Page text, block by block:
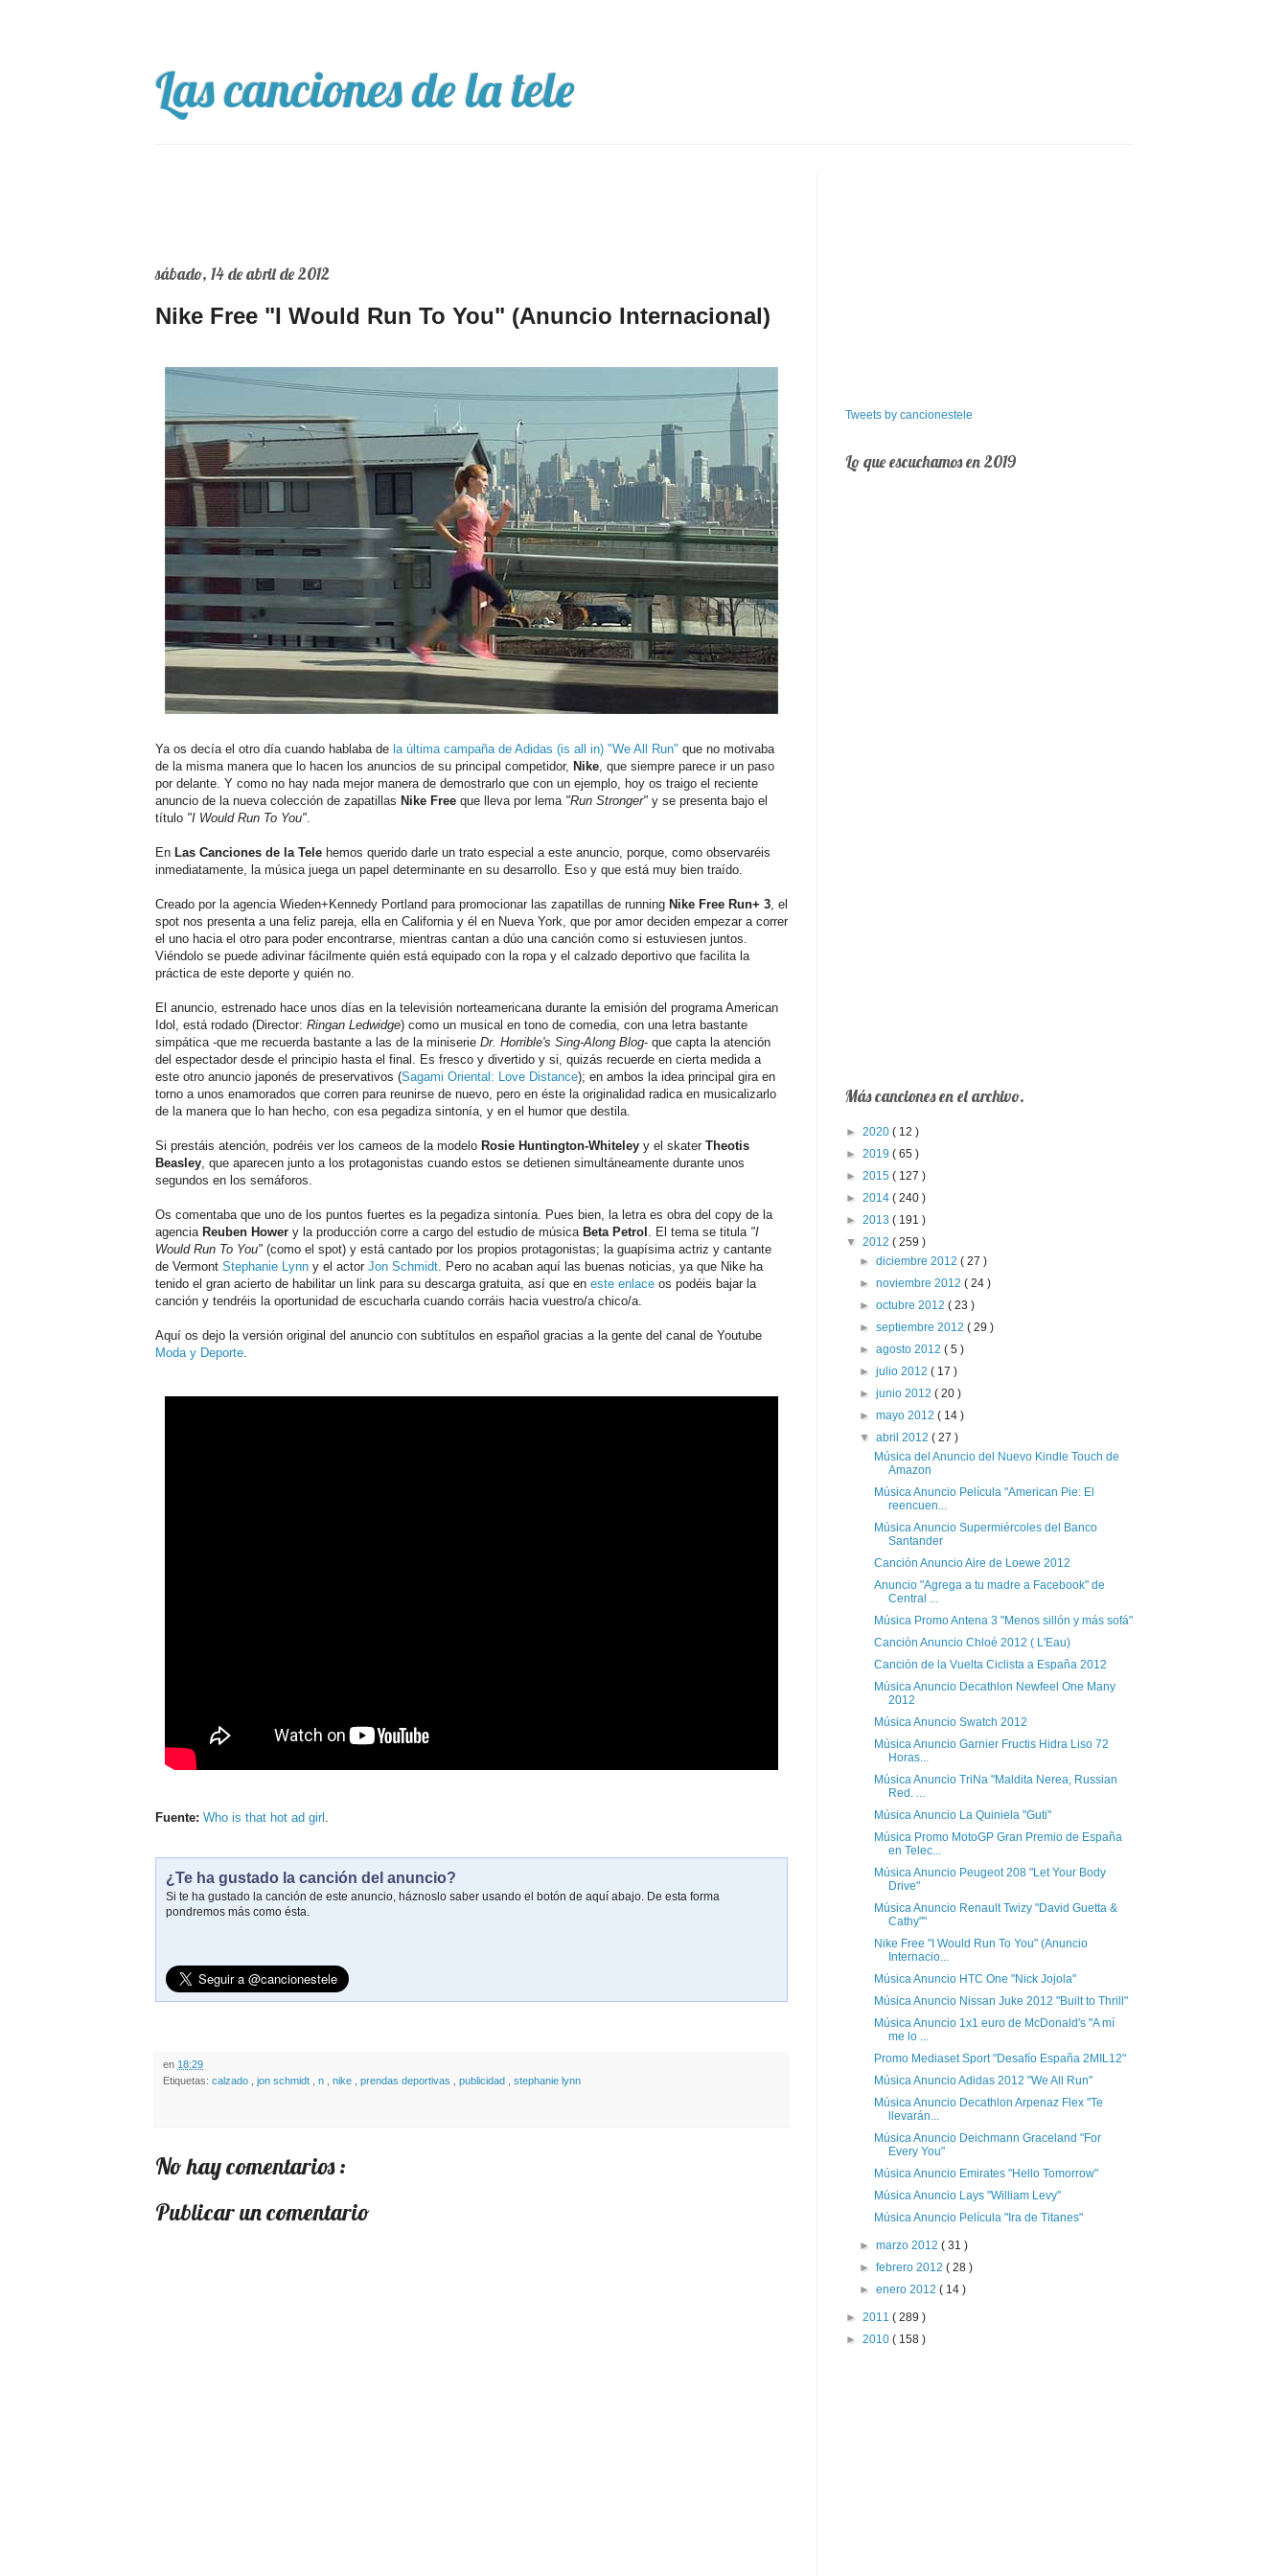
Las canciones de la tele
sábado, 14 de abril de 2012
Nike Free "I Would Run To You" (Anuncio Internacional)
Ya os decía el otro día cuando hablaba de la última campaña de Adidas (is all in) "We All Run" que no motivaba
de la misma manera que lo hacen los anuncios de su principal competidor, Nike, que siempre parece ir un paso
por delante. Y como no hay nada mejor manera de demostrarlo que con un ejemplo, hoy os traigo el reciente
anuncio de la nueva colección de zapatillas Nike Free que lleva por lema "Run Stronger" y se presenta bajo el
título "I Would Run To You".
En Las Canciones de la Tele hemos querido darle un trato especial a este anuncio, porque, como observaréis
inmediatamente, la música juega un papel determinante en su desarrollo. Eso y que está muy bien traído.
Creado por la agencia Wieden+Kennedy Portland para promocionar las zapatillas de running Nike Free Run+ 3, el
spot nos presenta a una feliz pareja, ella en California y él en Nueva York, que por amor deciden empezar a correr
el uno hacia el otro para poder encontrarse, mientras cantan a dúo una canción como si estuviesen juntos.
Viéndolo se puede adivinar fácilmente quién está equipado con la ropa y el calzado deportivo que facilita la
práctica de este deporte y quién no.
El anuncio, estrenado hace unos días en la televisión norteamericana durante la emisión del programa American
Idol, está rodado (Director: Ringan Ledwidge) como un musical en tono de comedia, con una letra bastante
simpática -que me recuerda bastante a las de la miniserie Dr. Horrible's Sing-Along Blog- que capta la atención
del espectador desde el principio hasta el final. Es fresco y divertido y si, quizás recuerde en cierta medida a
este otro anuncio japonés de preservativos (Sagami Oriental: Love Distance); en ambos la idea principal gira en
torno a unos enamorados que corren para reunirse de nuevo, pero en éste la originalidad radica en musicalizarlo
de la manera que lo han hecho, con esa pegadiza sintonía, y en el humor que destila.
Si prestáis atención, podréis ver los cameos de la modelo Rosie Huntington-Whiteley y el skater Theotis
Beasley, que aparecen junto a los protagonistas cuando estos se detienen simultáneamente durante unos
segundos en los semáforos.
Os comentaba que uno de los puntos fuertes es la pegadiza sintonía. Pues bien, la letra es obra del copy de la
agencia Reuben Hower y la producción corre a cargo del estudio de música Beta Petrol . El tema se titula "I
Would Run To You" (como el spot) y está cantado por los propios protagonistas; la guapísima actriz y cantante
de Vermont Stephanie Lynn y el actor Jon Schmidt. Pero no acaban aquí las buenas noticias, ya que Nike ha
tenido el gran acierto de habilitar un link para su descarga gratuita, así que en este enlace os podéis bajar la
canción y tendréis la oportunidad de escucharla cuando corráis hacia vuestro/a chico/a.
Aquí os dejo la versión original del anuncio con subtítulos en español gracias a la gente del canal de Youtube
Moda y Deporte.
Fuente: Who is that hot ad girl .
¿Te ha gustado la canción del anuncio?
Si te ha gustado la canción de este anuncio, háznoslo saber usando el botón de aquí abajo. De esta forma
pondremos más como ésta.
en 18:29
Etiquetas: calzado jon schmidt n nike prendas deportivas publicidad stephanie lynn
No hay comentarios :
Publicar un comentario
Tweets by cancionestele
Lo que escuchamos en 2019
Más canciones en el archivo.
► 2020 ( 12 )
► 2019 ( 65 )
► 2015 ( 127 )
► 2014 ( 240 )
► 2013 ( 191 )
▼ 2012 ( 259 )
►diciembre 2012( 27 )
►noviembre 2012( 24 )
►octubre 2012( 23 )
►septiembre 2012( 29 )
►agosto 2012( 5 )
►julio 2012( 17 )
►junio 2012( 20 )
►mayo 2012( 14 )
▼abril 2012( 27 )
Música del Anuncio del Nuevo Kindle Touch de
Amazon
Música Anuncio Película "American Pie: El
reencuen...
Música Anuncio Supermiércoles del Banco
Santander
Canción Anuncio Aire de Loewe 2012
Anuncio "Agrega a tu madre a Facebook" de
Central ...
Música Promo Antena 3 "Menos sillón y más sofá"
Canción Anuncio Chloé 2012 ( L'Eau)
Canción de la Vuelta Ciclista a España 2012
Música Anuncio Decathlon Newfeel One Many
2012
Música Anuncio Swatch 2012
Música Anuncio Garnier Fructis Hidra Liso 72
Horas...
Música Anuncio TriNa "Maldita Nerea, Russian
Red. ...
Música Anuncio La Quiniela "Guti"
Música Promo MotoGP Gran Premio de España
en Telec...
Música Anuncio Peugeot 208 "Let Your Body
Drive"
Música Anuncio Renault Twizy "David Guetta &
Cathy""
Nike Free "I Would Run To You" (Anuncio
Internacio...
Música Anuncio HTC One "Nick Jojola"
Música Anuncio Nissan Juke 2012 "Built to Thrill"
Música Anuncio 1x1 euro de McDonald's "A mí
me lo ...
Promo Mediaset Sport "Desafío España 2MIL12"
Música Anuncio Adidas 2012 "We All Run"
Música Anuncio Decathlon Arpenaz Flex "Te
llevarán...
Música Anuncio Deichmann Graceland "For
Every You"
Música Anuncio Emirates "Hello Tomorrow"
Música Anuncio Lays "William Levy"
Música Anuncio Película "Ira de Titanes"
►marzo 2012( 31 )
►febrero 2012( 28 )
►enero 2012( 14 )
► 2011 ( 289 )
► 2010 ( 158 )